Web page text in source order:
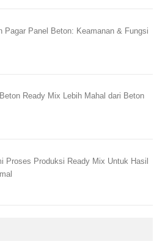
Pagar Panel Beton: Keamanan & Fungsi
Ready Mix Lebih Mahal dari Beton
Proses Produksi Ready Mix Untuk Hasil